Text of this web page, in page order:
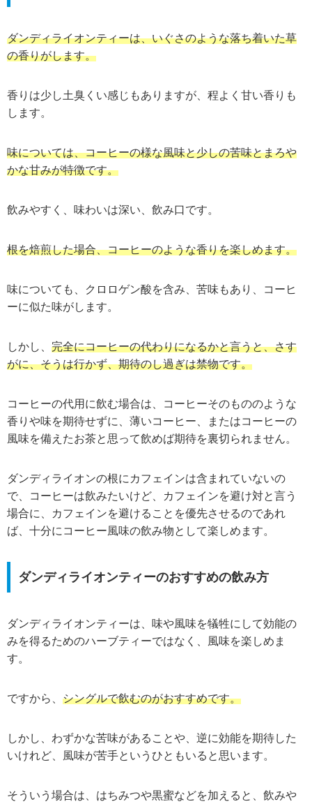
ダンディライオンティーは、いぐさのような落ち着いた草
の香りがします。
香りは少し土臭くい感じもありますが、程よく甘い香りも
します。
味については、コーヒーの様な風味と少しの苦味とまろや
かな甘みが特徴です。
飲みやすく、味わいは深い、飲み口です。
根を焙煎した場合、コーヒーのような香りを楽しめます。
味についても、クロロゲン酸を含み、苦味もあり、コーヒ
ーに似た味がします。
しかし、 完全にコーヒーの代わりになるかと言うと、さす
がに、そうは行かず、期待のし過ぎは禁物です。
コーヒーの代用に飲む場合は、コーヒーそのもののような
香りや味を期待せずに、薄いコーヒー、またはコーヒーの
風味を備えたお茶と思って飲めば期待を裏切られません。
ダンディライオンの根にカフェインは含まれていないの
で、コーヒーは飲みたいけど、カフェインを避け対と言う
場合に、カフェインを避けることを優先させるのであれ
ば、十分にコーヒー風味の飲み物として楽しめます。
ダンディライオンティーのおすすめの飲み方
ダンディライオンティーは、味や風味を犠牲にして効能の
みを得るためのハーブティーではなく、風味を楽しめま
す。
ですから、 シングルで飲むのがおすすめです。
しかし、わずかな苦味があることや、逆に効能を期待した
いけれど、風味が苦手というひともいると思います。
そういう場合は、はちみつや黒蜜などを加えると、飲みや